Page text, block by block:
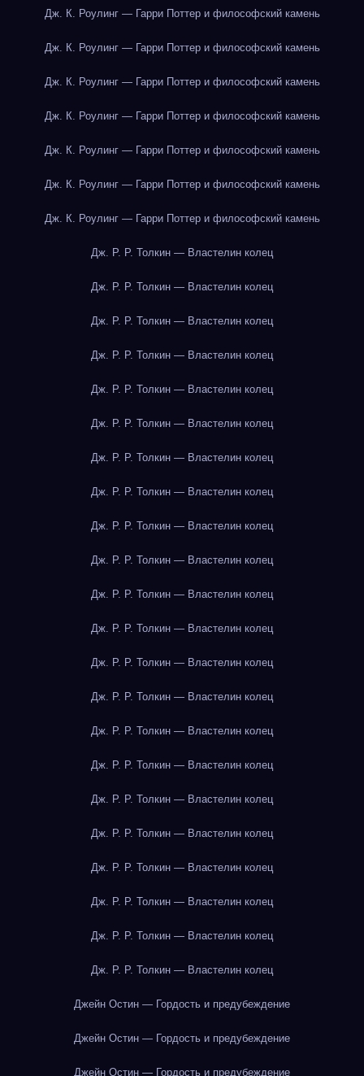
Дж. К. Роулинг — Гарри Поттер и философский камень
Дж. К. Роулинг — Гарри Поттер и философский камень
Дж. К. Роулинг — Гарри Поттер и философский камень
Дж. К. Роулинг — Гарри Поттер и философский камень
Дж. К. Роулинг — Гарри Поттер и философский камень
Дж. К. Роулинг — Гарри Поттер и философский камень
Дж. К. Роулинг — Гарри Поттер и философский камень
Дж. Р. Р. Толкин — Властелин колец
Дж. Р. Р. Толкин — Властелин колец
Дж. Р. Р. Толкин — Властелин колец
Дж. Р. Р. Толкин — Властелин колец
Дж. Р. Р. Толкин — Властелин колец
Дж. Р. Р. Толкин — Властелин колец
Дж. Р. Р. Толкин — Властелин колец
Дж. Р. Р. Толкин — Властелин колец
Дж. Р. Р. Толкин — Властелин колец
Дж. Р. Р. Толкин — Властелин колец
Дж. Р. Р. Толкин — Властелин колец
Дж. Р. Р. Толкин — Властелин колец
Дж. Р. Р. Толкин — Властелин колец
Дж. Р. Р. Толкин — Властелин колец
Дж. Р. Р. Толкин — Властелин колец
Дж. Р. Р. Толкин — Властелин колец
Дж. Р. Р. Толкин — Властелин колец
Дж. Р. Р. Толкин — Властелин колец
Дж. Р. Р. Толкин — Властелин колец
Дж. Р. Р. Толкин — Властелин колец
Дж. Р. Р. Толкин — Властелин колец
Дж. Р. Р. Толкин — Властелин колец
Джейн Остин — Гордость и предубеждение
Джейн Остин — Гордость и предубеждение
Джейн Остин — Гордость и предубеждение